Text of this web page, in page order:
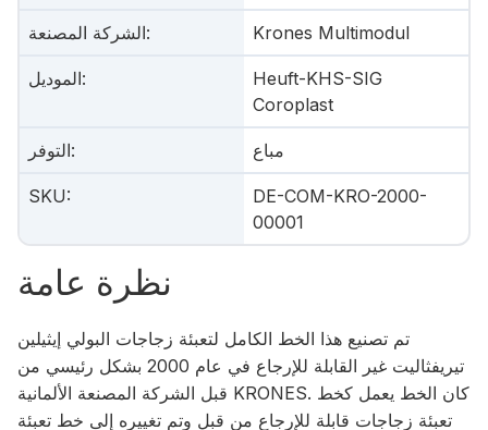
الشركة المصنعة: Krones Multimodul
الموديل:
Heuft-KHS-SIG
Coroplast
التوفر: مباع
SKU:
DE-COM-KRO-2000-
00001
نظرة عامة
تم تصنيع هذا الخط الكامل لتعبئة زجاجات البولي إيثيلين
تيريفثاليت غير القابلة للإرجاع في عام 2000 بشكل رئيسي من
قبل الشركة المصنعة الألمانية KRONES. كان الخط يعمل كخط
تعبئة زجاجات قابلة للإرجاع من قبل وتم تغييره إلى خط تعبئة